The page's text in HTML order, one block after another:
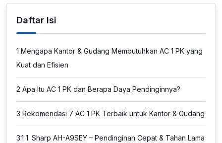
Daftar Isi
1 Mengapa Kantor & Gudang Membutuhkan AC 1 PK yang
Kuat dan Efisien
2 Apa Itu AC 1 PK dan Berapa Daya Pendinginnya?
3 Rekomendasi 7 AC 1 PK Terbaik untuk Kantor & Gudang
3.1 1. Sharp AH-A9SEY – Pendinginan Cepat & Tahan Lama